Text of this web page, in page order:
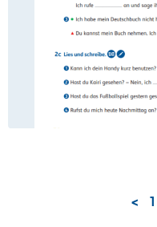
< 1